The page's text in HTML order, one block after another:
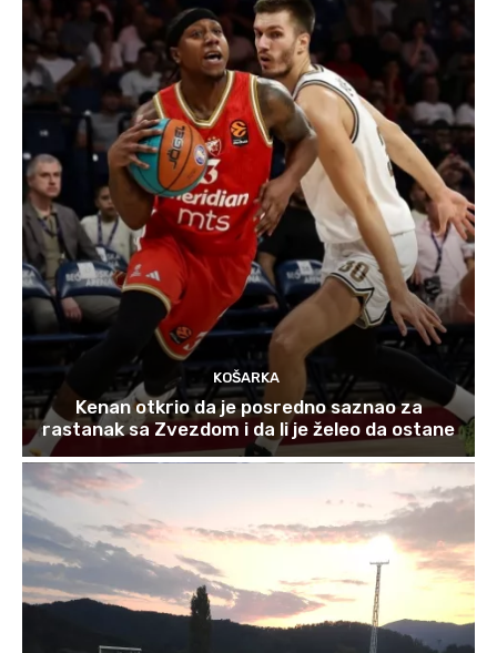
KOŠARKA
Kenan otkrio da je posredno saznao za
rastanak sa Zvezdom i da li je želeo da ostane